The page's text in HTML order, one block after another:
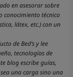
en asesorar sobre
conocimiento técnico
látex, etc.) con un
de Bed’s y lee
tecnologías de
blog escribe guías,
una carga sino una